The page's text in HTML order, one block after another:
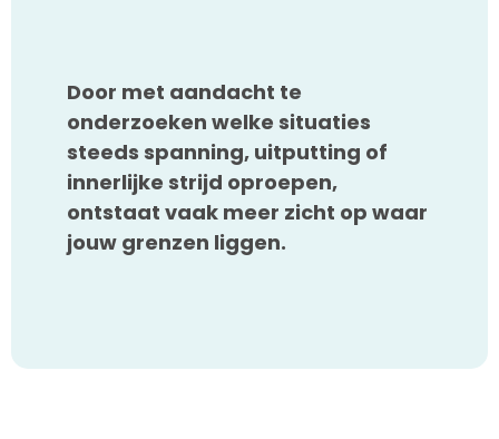
Door met aandacht te
onderzoeken welke situaties
steeds spanning, uitputting of
innerlijke strijd oproepen,
ontstaat vaak meer zicht op waar
jouw grenzen liggen.